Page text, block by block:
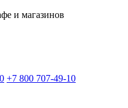
и магазинов
+7 800 707-49-10